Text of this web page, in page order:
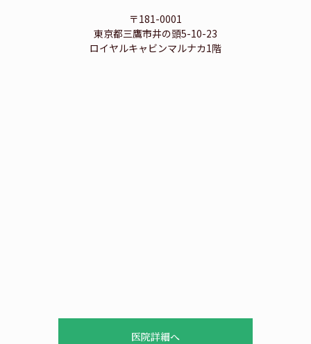
〒181-0001
東京都三鷹市井の頭5-10-23
ロイヤルキャビンマルナカ1階
医院詳細へ